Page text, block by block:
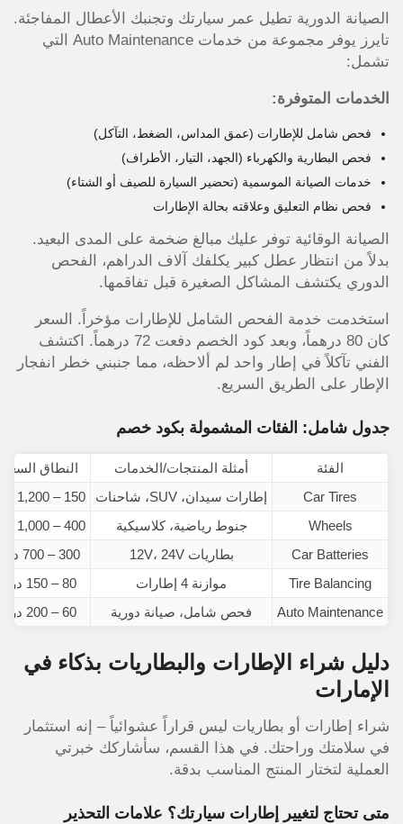
الصيانة الدورية تطيل عمر سيارتك وتجنبك الأعطال المفاجئة.
تايرز يوفر مجموعة من خدمات Auto Maintenance التي
تشمل:
الخدمات المتوفرة:
فحص شامل للإطارات (عمق المداس، الضغط، التآكل)
فحص البطارية والكهرباء (الجهد، التيار، الأطراف)
خدمات الصيانة الموسمية (تحضير السيارة للصيف أو الشتاء)
فحص نظام التعليق وعلاقته بحالة الإطارات
الصيانة الوقائية توفر عليك مبالغ ضخمة على المدى البعيد.
بدلاً من انتظار عطل كبير يكلفك آلاف الدراهم، الفحص
الدوري يكتشف المشاكل الصغيرة قبل تفاقمها.
استخدمت خدمة الفحص الشامل للإطارات مؤخراً. السعر
كان 80 درهماً، وبعد كود الخصم دفعت 72 درهماً. اكتشف
الفني تآكلاً في إطار واحد لم ألاحظه، مما جنبني خطر انفجار
الإطار على الطريق السريع.
جدول شامل: الفئات المشمولة بكود خصم
الفئة أمثلة المنتجات/الخدمات
النطاق
Car Tires
إطارات سيدان، SUV، شاحنات
150 – 1,200 درهم
Wheels
جنوط رياضية، كلاسيكية
400 – 1,000 درهم
Car Batteries
بطاريات 12V، 24V
300 – 700 درهم
Tire Balancing
موازنة 4 إطارات
80 – 150 درهم
Auto Maintenance
فحص شامل، صيانة دورية 60 – 200 درهم
دليل شراء الإطارات والبطاريات بذكاء في
الإمارات
شراء إطارات أو بطاريات ليس قراراً عشوائياً – إنه استثمار
في سلامتك وراحتك. في هذا القسم، سأشاركك خبرتي
العملية لتختار المنتج المناسب بدقة.
متى تحتاج لتغيير إطارات سيارتك؟ علامات التحذير